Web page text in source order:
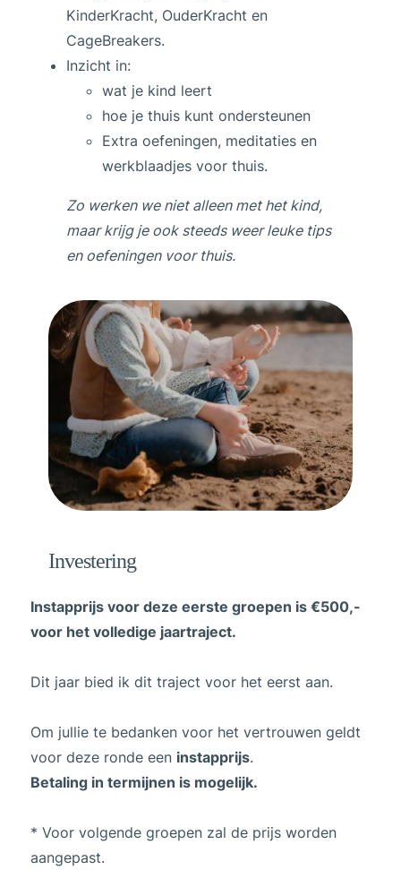
KinderKracht, OuderKracht en
CageBreakers.
Inzicht in:
wat je kind leert
hoe je thuis kunt ondersteunen
Extra oefeningen, meditaties en
werkblaadjes voor thuis.
Zo werken we niet alleen met het kind,
maar krijg je ook steeds weer leuke tips
en oefeningen voor thuis.
Investering
Instapprijs voor deze eerste groepen is €500,-
voor het volledige jaartraject.
Dit jaar bied ik dit traject voor het eerst aan.
Om jullie te bedanken voor het vertrouwen geldt
voor deze ronde een instapprijs.
Betaling in termijnen is mogelijk.
* Voor volgende groepen zal de prijs worden
aangepast.